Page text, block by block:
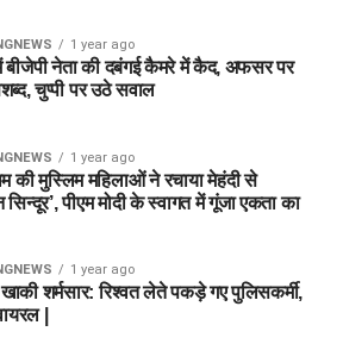
1 year ago
में बीजेपी नेता की दबंगई कैमरे में कैद, अफसर पर
चुप्पी पर उठे सवाल
1 year ago
की मुस्लिम महिलाओं ने रचाया मेहंदी से
पीएम मोदी के स्वागत में गूंजा एकता का
1 year ago
खाकी शर्मसार: रिश्वत लेते पकड़े गए पुलिसकर्मी,
|